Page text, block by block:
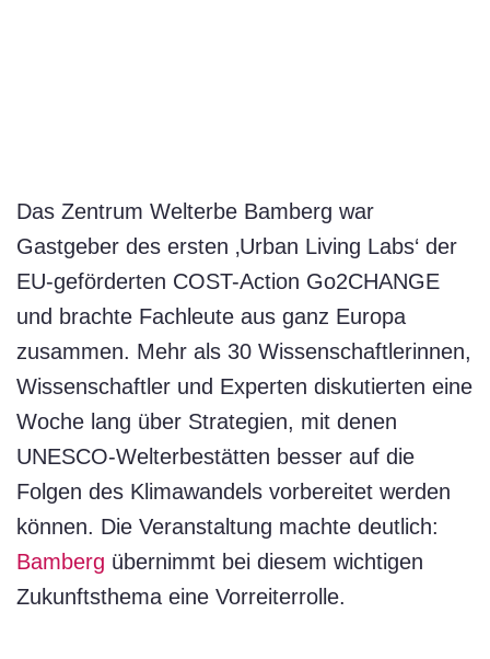
Das Zentrum Welterbe Bamberg war
Gastgeber des ersten ‚Urban Living Labs‘ der
EU-geförderten COST-Action Go2CHANGE
und brachte Fachleute aus ganz Europa
zusammen. Mehr als 30 Wissenschaftlerinnen,
Wissenschaftler und Experten diskutierten eine
Woche lang über Strategien, mit denen
UNESCO-Welterbestätten besser auf die
Folgen des Klimawandels vorbereitet werden
können. Die Veranstaltung machte deutlich:
Bamberg übernimmt bei diesem wichtigen
Zukunftsthema eine Vorreiterrolle.